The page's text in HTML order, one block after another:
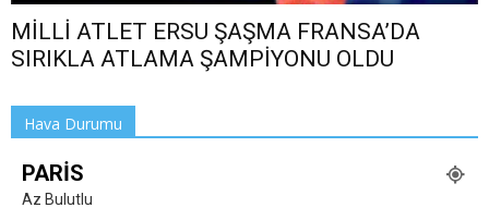
MİLLİ ATLET ERSU ŞAŞMA FRANSA’DA
SIRIKLA ATLAMA ŞAMPİYONU OLDU
Hava Durumu
PARIS
Az Bulutlu